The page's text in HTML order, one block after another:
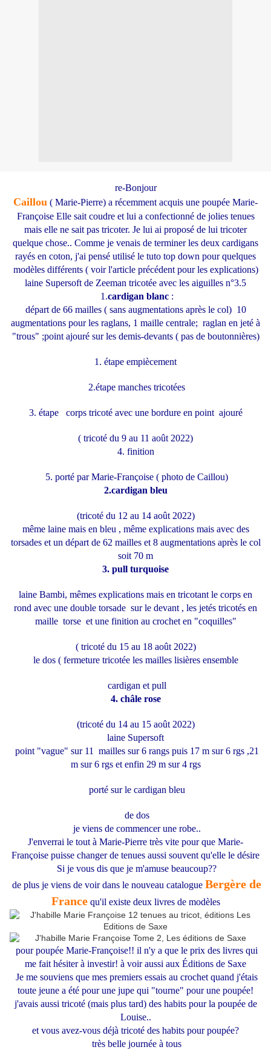
re-Bonjour
Caillou ( Marie-Pierre) a récemment acquis une poupée Marie-
Françoise Elle sait coudre et lui a confectionné de jolies tenues
mais elle ne sait pas tricoter. Je lui ai proposé de lui tricoter
quelque chose.. Comme je venais de terminer les deux cardigans
rayés en coton, j'ai pensé utilisé le tuto top down pour quelques
modèles différents ( voir l'article précédent pour les explications)
laine Supersoft de Zeeman tricotée avec les aiguilles n°3.5
1.cardigan blanc:
départ de 66 mailles ( sans augmentations après le col) 10
augmentations pour les raglans, 1 maille centrale; raglan en jeté à
"trous" ;point ajouré sur les demis-devants ( pas de boutonnières)
1. étape empiècement
2.étape manches tricotées
3. étape corps tricoté avec une bordure en point ajouré
( tricoté du 9 au 11 août 2022)
4. finition
5. porté par Marie-Françoise ( photo de Caillou)
2.cardigan bleu
(tricoté du 12 au 14 août 2022)
même laine mais en bleu , même explications mais avec des
torsades et un départ de 62 mailles et 8 augmentations après le col
soit 70 m
3. pull turquoise
laine Bambi, mêmes explications mais en tricotant le corps en
rond avec une double torsade sur le devant , les jetés tricotés en
maille torse et une finition au crochet en "coquilles"
( tricoté du 15 au 18 août 2022)
le dos ( fermeture tricotée les mailles lisières ensemble
cardigan et pull
4. châle rose
(tricoté du 14 au 15 août 2022)
laine Supersoft
point "vague" sur 11 mailles sur 6 rangs puis 17 m sur 6 rgs ,21
m sur 6 rgs et enfin 29 m sur 4 rgs
porté sur le cardigan bleu
de dos
je viens de commencer une robe..
J'enverrai le tout à Marie-Pierre très vite pour que Marie-
Françoise puisse changer de tenues aussi souvent qu'elle le désire
Si je vous dis que je m'amuse beaucoup??
de plus je viens de voir dans le nouveau catalogue Bergère de
Francequ'il existe deux livres de modèles
pour poupée Marie-Françoise!! il n'y a que le prix des livres qui
me fait hésiter à investir! à voir aussi aux Éditions de Saxe
Je me souviens que mes premiers essais au crochet quand j'étais
toute jeune a été pour une jupe qui "tourne" pour une poupée!
j'avais aussi tricoté (mais plus tard) des habits pour la poupée de
Louise..
et vous avez-vous déjà tricoté des habits pour poupée?
très belle journée à tous